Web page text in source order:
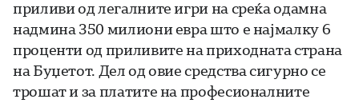
приливи од легалните игри на среќа одамна
надмина 350 милиони евра што е најмалку 6
проценти од приливите на приходната страна
на Буџетот. Дел од овие средства сигурно се
трошат и за платите на професионалните